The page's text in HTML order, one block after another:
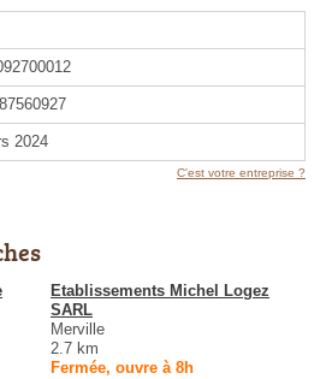
2024
C'est votre entreprise ?
Etablissements Michel Logez
SARL
Merville
2.7 km
Fermée, ouvre à 8h